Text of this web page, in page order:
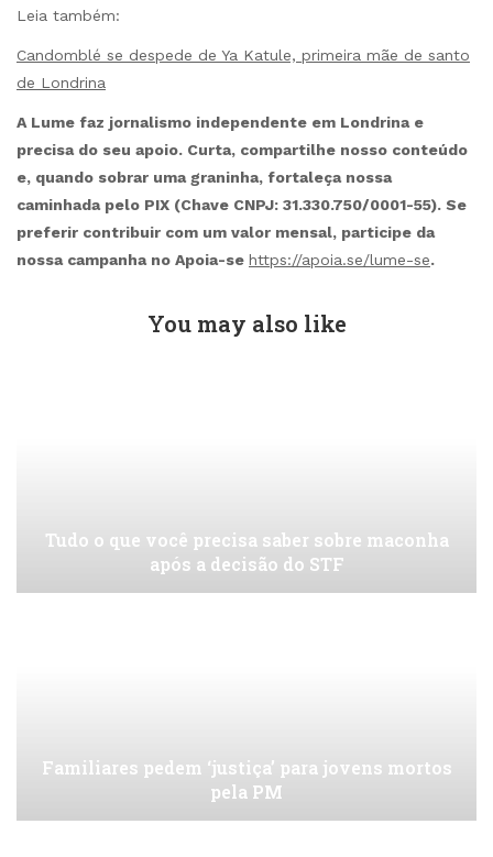
Leia também:
Candomblé se despede de Ya Katule, primeira mãe de santo
de Londrina
A Lume faz jornalismo independente em Londrina e
precisa do seu apoio. Curta, compartilhe nosso conteúdo
e, quando sobrar uma graninha, fortaleça nossa
caminhada pelo PIX (Chave CNPJ: 31.330.750/0001-55). Se
preferir contribuir com um valor mensal, participe da
nossa campanha no Apoia-se https://apoia.se/lume-se.
You may also like
Tudo o que você precisa saber sobre maconha
após a decisão do STF
Familiares pedem ‘justiça’ para jovens mortos
pela PM